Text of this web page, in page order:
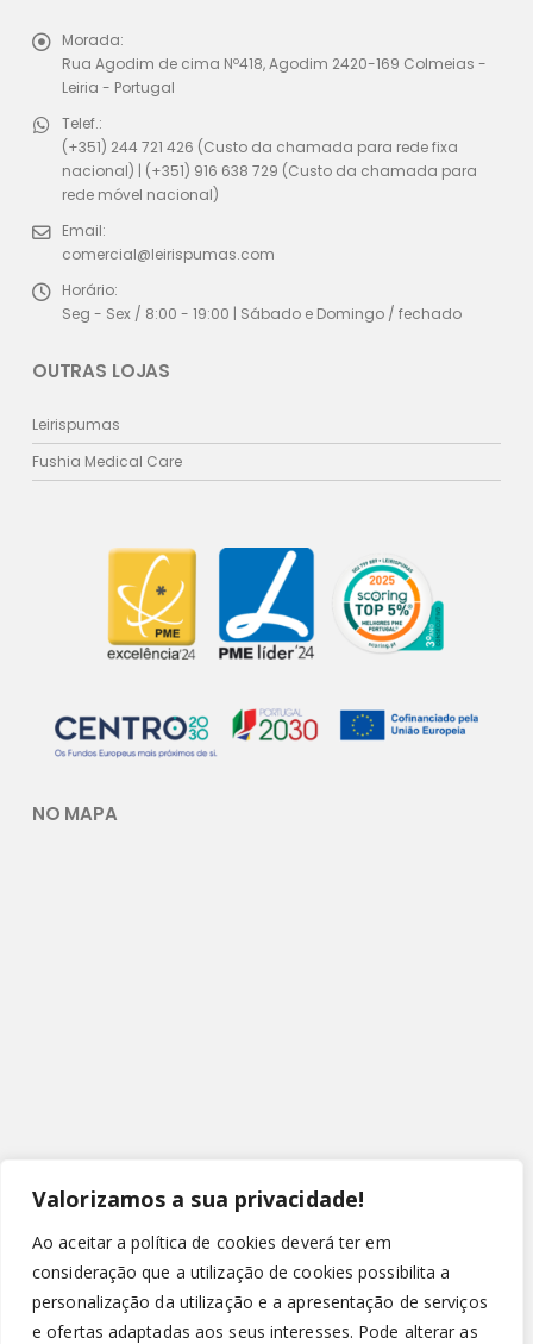
Valorizamos a sua privacidade!
Ao aceitar a política de cookies deverá ter em
consideração que a utilização de cookies possibilita a
personalização da utilização e a apresentação de serviços
e ofertas adaptadas aos seus interesses. Pode alterar as
Morada:
Rua Agodim de cima Nº418, Agodim 2420-169 Colmeias -
Leiria - Portugal
Telef.:
(+351) 244 721 426 (Custo da chamada para rede fixa
nacional) | (+351) 916 638 729 (Custo da chamada para
rede móvel nacional)
Email:
comercial@leirispumas.com
Horário:
Seg - Sex / 8:00 - 19:00 | Sábado e Domingo / fechado
OUTRAS LOJAS
Leirispumas
Fushia Medical Care
NO MAPA
© Copyright 2022 - Leirispumas Lda. Todos os direitos